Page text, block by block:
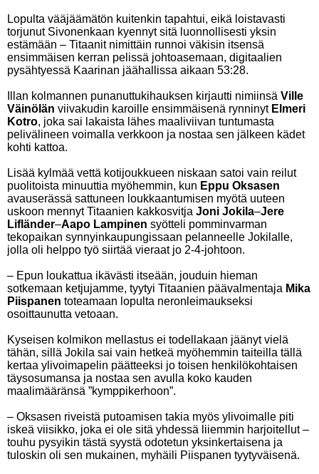
Lopulta vääjäämätön kuitenkin tapahtui, eikä loistavasti
torjunut Sivonenkaan kyennyt sitä luonnollisesti yksin
estämään – Titaanit nimittäin runnoi väkisin itsensä
ensimmäisen kerran pelissä johtoasemaan, digitaalien
pysähtyessä Kaarinan jäähallissa aikaan 53:28.
Illan kolmannen punanuttukihauksen kirjautti nimiinsä Ville
Väinölän viivakudin karoille ensimmäisenä rynninyt Elmeri
Kotro, joka sai lakaista lähes maaliviivan tuntumasta
pelivälineen voimalla verkkoon ja nostaa sen jälkeen kädet
kohti kattoa.
Lisää kylmää vettä kotijoukkueen niskaan satoi vain reilut
puolitoista minuuttia myöhemmin, kun Eppu Oksasen
avauserässä sattuneen loukkaantumisen myötä uuteen
uskoon mennyt Titaanien kakkosvitja Joni Jokila–Jere
Lifländer–Aapo Lampinen syötteli pomminvarman
tekopaikan synnyinkaupungissaan pelanneelle Jokilalle,
jolla oli helppo työ siirtää vieraat jo 2-4-johtoon.
– Epun loukattua ikävästi itseään, jouduin hieman
sotkemaan ketjujamme, tyytyi Titaanien päävalmentaja Mika
Piispanen toteamaan lopulta neronleimaukseksi
osoittaunutta vetoaan.
Kyseisen kolmikon mellastus ei todellakaan jäänyt vielä
tähän, sillä Jokila sai vain hetkeä myöhemmin taiteilla tällä
kertaa ylivoimapelin päätteeksi jo toisen henkilökohtaisen
täysosumansa ja nostaa sen avulla koko kauden
maalimääränsä ”kymppikerhoon”.
– Oksasen riveistä putoamisen takia myös ylivoimalle piti
iskeä viisikko, joka ei ole sitä yhdessä liiemmin harjoitellut –
touhu pysyikin tästä syystä odotetun yksinkertaisena ja
tuloskin oli sen mukainen, myhäili Piispanen tyytyväisenä.